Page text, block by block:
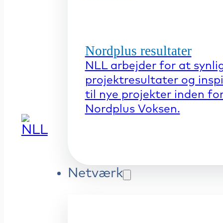
Nordplus resultater
NLL arbejder for at
projektresultater og
til nye projekter inden
Nordplus Voksen.
Netværk